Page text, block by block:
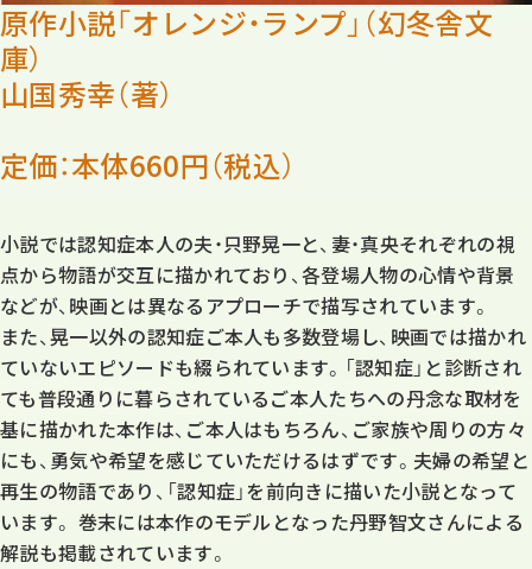
原作小説「オレンジ・ランプ」（幻冬舎文
庫）
山国秀幸（著）
定価：本体660円（税込）
小説では認知症本人の夫・只野晃一と、妻・真央それぞれの視
点から物語が交互に描かれており、各登場人物の心情や背景
などが、映画とは異なるアプローチで描写されています。
また、晃一以外の認知症ご本人も多数登場し、映画では描かれ
ていないエピソードも綴られています。「認知症」と診断され
ても普段通りに暮らされているご本人たちへの丹念な取材を
基に描かれた本作は、ご本人はもちろん、ご家族や周りの方々
にも、勇気や希望を感じていただけるはずです。夫婦の希望と
再生の物語であり、「認知症」を前向きに描いた小説となって
います。 巻末には本作のモデルとなった丹野智文さんによる
解説も掲載されています。